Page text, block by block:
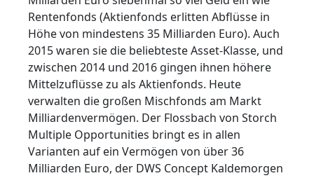
Rentenfonds (Aktienfonds erlitten Abflüsse in
Höhe von mindestens 35 Milliarden Euro). Auch
2015 waren sie die beliebteste Asset-Klasse, und
zwischen 2014 und 2016 gingen ihnen höhere
Mittelzuflüsse zu als Aktienfonds. Heute
verwalten die großen Mischfonds am Markt
Milliardenvermögen. Der Flossbach von Storch
Multiple Opportunities bringt es in allen
Varianten auf ein Vermögen von über 36
Milliarden Euro, der DWS Concept Kaldemorgen